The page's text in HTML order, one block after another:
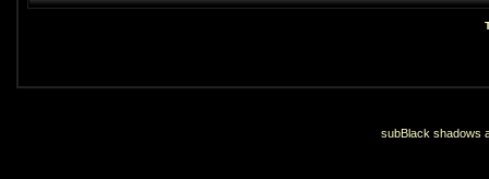
subBlack shadows